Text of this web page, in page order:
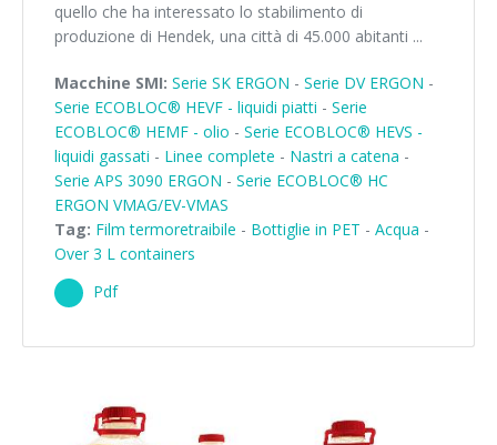
quello che ha interessato lo stabilimento di
produzione di Hendek, una città di 45.000 abitanti ...
Macchine SMI: Serie SK ERGON - Serie DV ERGON -
Serie ECOBLOC® HEVF - liquidi piatti - Serie
ECOBLOC® HEMF - olio - Serie ECOBLOC® HEVS -
liquidi gassati - Linee complete - Nastri a catena -
Serie APS 3090 ERGON - Serie ECOBLOC® HC
ERGON VMAG/EV-VMAS
Tag: Film termoretraibile - Bottiglie in PET - Acqua -
Over 3 L containers
Pdf